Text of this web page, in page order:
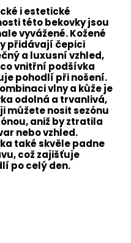
i estetické
této bekovky jsou
vyvážené. Kožené
přidávají čepici
a luxusní vzhled,
vnitřní podšívka
pohodlí při nošení.
vlny a kůže je
odolná a trvanlivá,
můžete nosit sezónu
aniž by ztratila
nebo vzhled.
také skvěle padne
což zajišťuje
po celý den.